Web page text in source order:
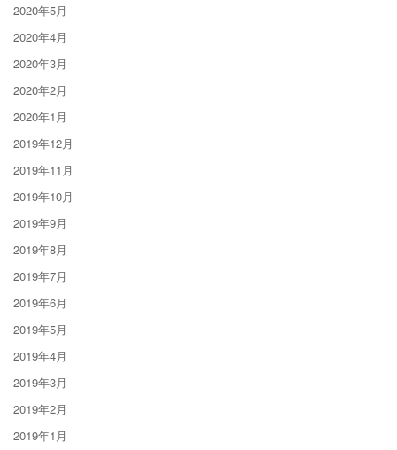
2020年5月
2020年4月
2020年3月
2020年2月
2020年1月
2019年12月
2019年11月
2019年10月
2019年9月
2019年8月
2019年7月
2019年6月
2019年5月
2019年4月
2019年3月
2019年2月
2019年1月